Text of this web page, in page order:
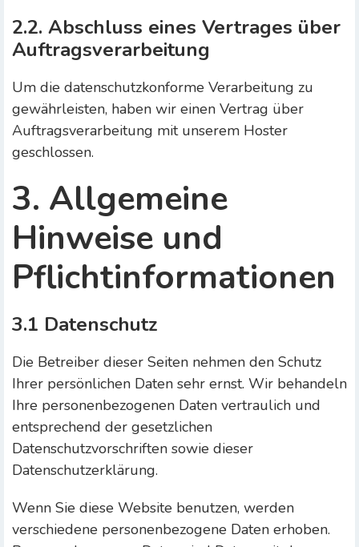
2.2. Abschluss eines Vertrages über
Auftragsverarbeitung
Um die datenschutzkonforme Verarbeitung zu
gewährleisten, haben wir einen Vertrag über
Auftragsverarbeitung mit unserem Hoster
geschlossen.
3. Allgemeine
Hinweise und
Pflichtinformationen
3.1 Datenschutz
Die Betreiber dieser Seiten nehmen den Schutz
Ihrer persönlichen Daten sehr ernst. Wir behandeln
Ihre personenbezogenen Daten vertraulich und
entsprechend der gesetzlichen
Datenschutzvorschriften sowie dieser
Datenschutzerklärung.
Wenn Sie diese Website benutzen, werden
verschiedene personenbezogene Daten erhoben.